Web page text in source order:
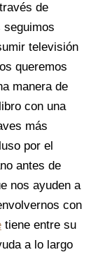
de
seguimos
televisión
queremos
manera de
con una
más
por el
antes de
nos ayuden a
con
tiene entre su
a lo largo